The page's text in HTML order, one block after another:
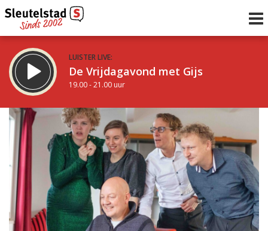
LUISTER LIVE:
De Vrijdagavond met Gijs
19.00 - 21.00 uur
STRAKS:
De avond van Sleutelstad
21.00 - 0.00 uur
Vorig uur
uur 1 van 0 Volgend uur
Inklappen